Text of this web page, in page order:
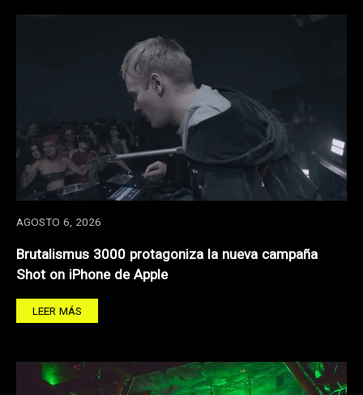
AGOSTO 6, 2026
Brutalismus 3000 protagoniza la nueva campaña
Shot on iPhone de Apple
LEER MÁS